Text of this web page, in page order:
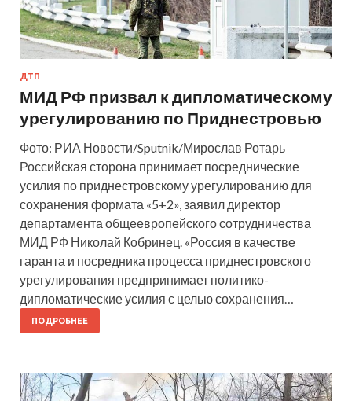
ДТП
МИД РФ призвал к дипломатическому
урегулированию по Приднестровью
Фото: РИА Новости/Sputnik/Мирослав Ротарь
Российская сторона принимает посреднические
усилия по приднестровскому урегулированию для
сохранения формата «5+2», заявил директор
департамента общеевропейского сотрудничества
МИД РФ Николай Кобринец. «Россия в качестве
гаранта и посредника процесса приднестровского
урегулирования предпринимает политико-
дипломатические усилия с целью сохранения…
ПОДРОБНЕЕ